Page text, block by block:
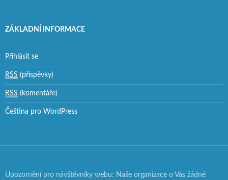
ZÁKLADNÍ INFORMACE
Přihlásit se
RSS (příspěvky)
RSS (komentáře)
Čeština pro WordPress
Upozornění pro návštěvníky webu: Naše organizace o Vás žádné